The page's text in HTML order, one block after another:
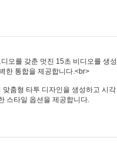
오를 갖춘 멋진 15초 비디오를 생성
한 통합을 제공합니다.<br>
춤형 타투 디자인을 생성하고 시각
스타일 옵션을 제공합니다.